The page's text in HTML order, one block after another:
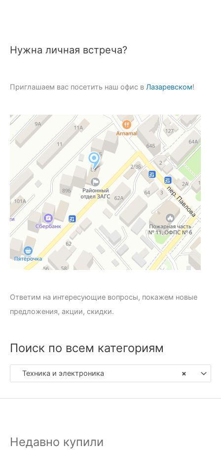
Нужна личная встреча?
Приглашаем вас посетить наш офис в Лазаревском!
Ответим на интересующие вопросы, покажем новые
предложения, акции, скидки.
Поиск по всем категориям
×
Техника и электроника
Недавно купили